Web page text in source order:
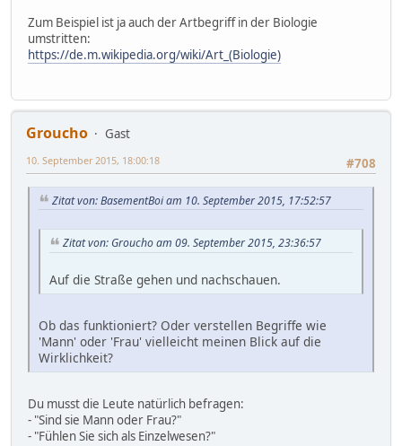
Zum Beispiel ist ja auch der Artbegriff in der Biologie
umstritten:
https://de.m.wikipedia.org/wiki/Art_(Biologie)
Groucho
Gast
#708
10. September 2015, 18:00:18
Zitat von: BasementBoi am 10. September 2015, 17:52:57
Zitat von: Groucho am 09. September 2015, 23:36:57
Auf die Straße gehen und nachschauen.
Ob das funktioniert? Oder verstellen Begriffe wie
'Mann' oder 'Frau' vielleicht meinen Blick auf die
Wirklichkeit?
Du musst die Leute natürlich befragen:
- "Sind sie Mann oder Frau?"
- "Fühlen Sie sich als Einzelwesen?"